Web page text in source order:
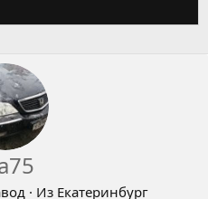
· Из Екатеринбург